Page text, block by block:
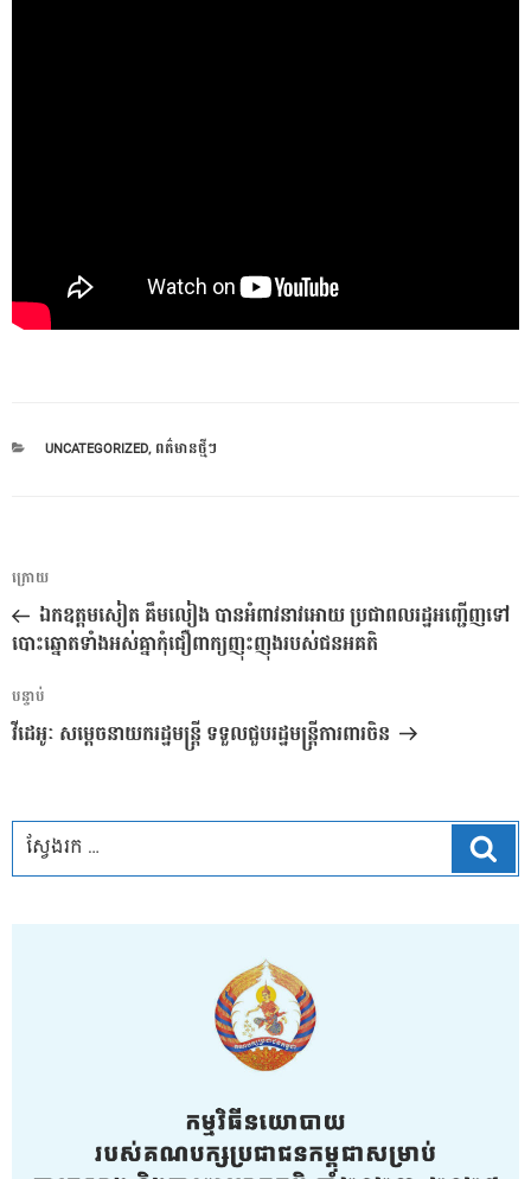
CATEGORIES
UNCATEGORIZED, ពត៌មានថ្មីៗ
ការ​
នាំទិស​
ប្រកាស
អត្ថបទ
មុន
ក្រោយ
ឯកឧត្តមសៀត គឹមលៀង បានអំពាវនាវអោយ ប្រជាពលរដ្ឋអញ្ជើញទៅ
បោះឆ្នោតទាំងអស់គ្នាកុំជឿពាក្យញុះញុងរបស់ជនអគតិ
អត្ថបទ
បន្ទាប់
បន្ទាប់
វីដេអូៈ សម្តេចនាយករដ្ឋមន្ត្រី ទទួលជួបរដ្ឋមន្ត្រីការពារចិន